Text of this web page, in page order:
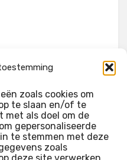
zoals cookies om
te slaan en/of te
met als doel om de
gepersonaliseerde
te stemmen met deze
zoals
omdat ik zoveel